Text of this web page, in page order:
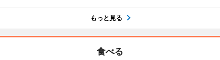
もっと見る
食べる